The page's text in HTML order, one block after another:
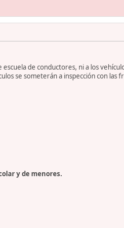
de conductores, ni a los
se someterán a inspección con las
y de menores.